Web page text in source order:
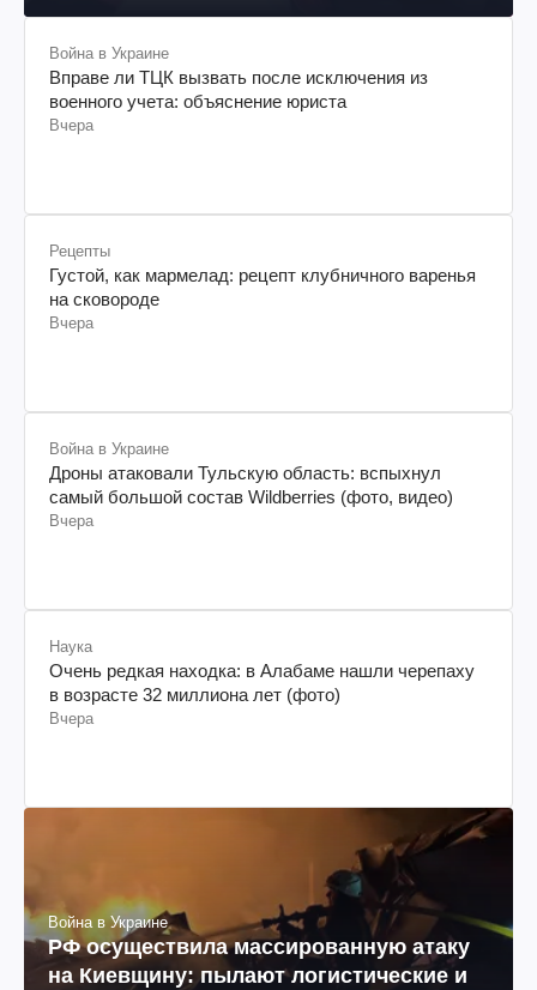
Война в Украине
Вправе ли ТЦК вызвать после исключения из
военного учета: объяснение юриста
Вчера
Рецепты
Густой, как мармелад: рецепт клубничного варенья
на сковороде
Вчера
Война в Украине
Дроны атаковали Тульскую область: вспыхнул
самый большой состав Wildberries (фото, видео)
Вчера
Наука
Очень редкая находка: в Алабаме нашли черепаху
в возрасте 32 миллиона лет (фото)
Вчера
Война в Украине
РФ осуществила массированную атаку
на Киевщину: пылают логистические и